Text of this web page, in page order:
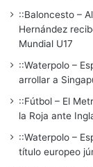
::Baloncesto –
Hernández
Mundial U17
::Waterpolo –
arrollar a
::Fútbol – El
la Roja ante
::Waterpolo –
título europeo